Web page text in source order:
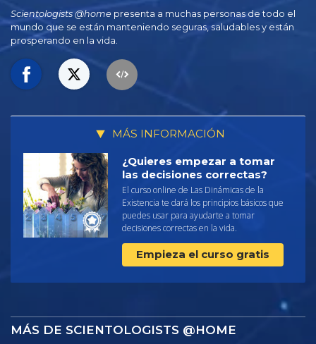
Scientologists @home presenta a muchas personas de todo el
mundo que se están manteniendo seguras, saludables y están
prosperando en la vida.
MÁS INFORMACIÓN
¿Quieres empezar a tomar
las decisiones correctas?
El curso online de Las Dinámicas de la
Existencia te dará los principios básicos que
puedes usar para ayudarte a tomar
decisiones correctas en la vida.
Empieza el curso gratis
MÁS DE SCIENTOLOGISTS @HOME